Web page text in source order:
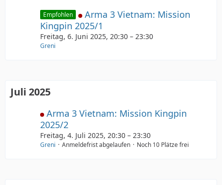
Empfohlen
Arma 3 Vietnam: Mission
Kingpin 2025/1
Freitag, 6. Juni 2025, 20:30 – 23:30
Greni
Juli 2025
Arma 3 Vietnam: Mission Kingpin
2025/2
Freitag, 4. Juli 2025, 20:30 – 23:30
Greni Anmeldefrist abgelaufen Noch 10 Plätze frei